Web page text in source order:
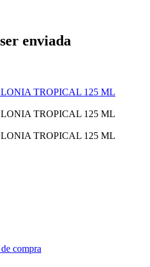
enviada
compra